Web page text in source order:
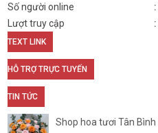
Số người online
Lượt truy cập
TEXT LINK
HỖ TRỢ TRỰC TUYẾN
TIN TỨC
Shop hoa tươi Tân Bình